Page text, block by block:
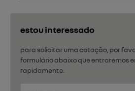
estou interessado
para solicitar uma cotação, por
formulário abaixo que entraremos
rapidamente.